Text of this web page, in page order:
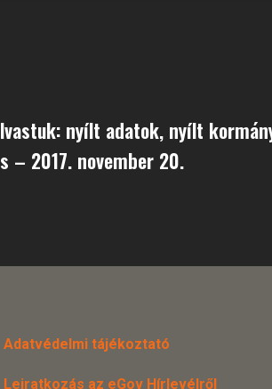
nyílt adatok, nyílt
– 2017. november 20.
Adatvédelmi tájékoztató
Leiratkozás az eGov Hírlevélről